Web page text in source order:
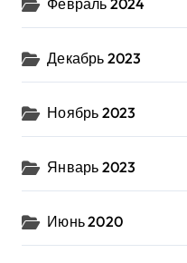
Февраль 2024
Декабрь 2023
Ноябрь 2023
Январь 2023
Июнь 2020